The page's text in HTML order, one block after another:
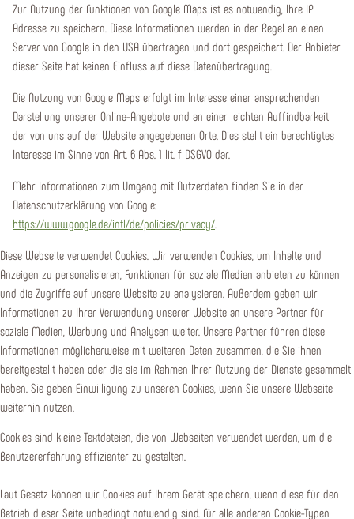
Zur Nutzung der Funktionen von Google Maps ist es notwendig, Ihre IP
Adresse zu speichern. Diese Informationen werden in der Regel an einen
Server von Google in den USA übertragen und dort gespeichert. Der Anbieter
dieser Seite hat keinen Einfluss auf diese Datenübertragung.
Die Nutzung von Google Maps erfolgt im Interesse einer ansprechenden
Darstellung unserer Online-Angebote und an einer leichten Auffindbarkeit
der von uns auf der Website angegebenen Orte. Dies stellt ein berechtigtes
Interesse im Sinne von Art. 6 Abs. 1 lit. f DSGVO dar.
Mehr Informationen zum Umgang mit Nutzerdaten finden Sie in der
Datenschutzerklärung von Google:
https://www.google.de/intl/de/policies/privacy/
Diese Webseite verwendet Cookies. Wir verwenden Cookies, um Inhalte und
Anzeigen zu personalisieren, Funktionen für soziale Medien anbieten zu können
und die Zugriffe auf unsere Website zu analysieren. Außerdem geben wir
Informationen zu Ihrer Verwendung unserer Website an unsere Partner für
soziale Medien, Werbung und Analysen weiter. Unsere Partner führen diese
Informationen möglicherweise mit weiteren Daten zusammen, die Sie ihnen
bereitgestellt haben oder die sie im Rahmen Ihrer Nutzung der Dienste gesammelt
haben. Sie geben Einwilligung zu unseren Cookies, wenn Sie unsere Webseite
weiterhin nutzen.
Cookies sind kleine Textdateien, die von Webseiten verwendet werden, um die
Benutzererfahrung effizienter zu gestalten.
Laut Gesetz können wir Cookies auf Ihrem Gerät speichern, wenn diese für den
Betrieb dieser Seite unbedingt notwendig sind. Für alle anderen Cookie-Typen